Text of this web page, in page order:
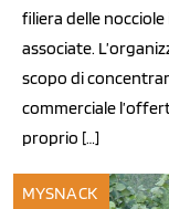
filiera delle
associate.
scopo di
commerciale
proprio […]
MYSNACK